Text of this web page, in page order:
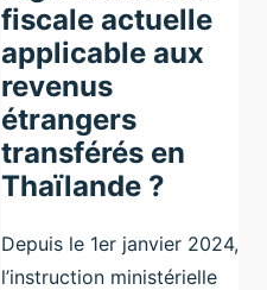
fiscale actuelle
applicable aux
revenus
étrangers
transférés en
Thaïlande ?
Depuis le 1er janvier 2024,
l’instruction ministérielle